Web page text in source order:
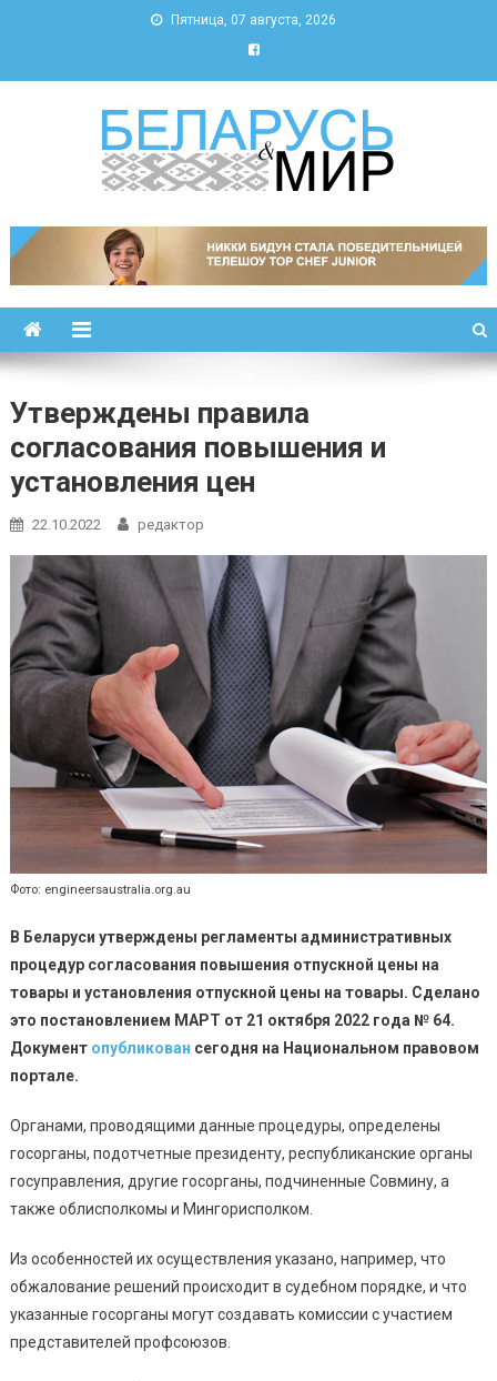
Пятница, 07 августа, 2026
Беларусь и мир
Утверждены правила
согласования повышения и
установления цен
22.10.2022 редактор
Фото: engineersaustralia.org.au
В Беларуси утверждены регламенты административных
процедур согласования повышения отпускной цены на
товары и установления отпускной цены на товары. Сделано
это постановлением МАРТ от 21 октября 2022 года № 64.
Документ опубликован сегодня на Национальном правовом
портале.
Органами, проводящими данные процедуры, определены
госорганы, подотчетные президенту, республиканские органы
госуправления, другие госорганы, подчиненные Совмину, а
также облисполкомы и Мингорисполком.
Из особенностей их осуществления указано, например, что
обжалование решений происходит в судебном порядке, и что
указанные госорганы могут создавать комиссии с участием
представителей профсоюзов.